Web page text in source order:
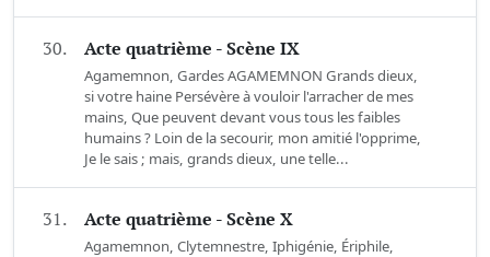
30. Acte quatrième - Scène IX
Agamemnon, Gardes AGAMEMNON Grands dieux,
si votre haine Persévère à vouloir l'arracher de mes
mains, Que peuvent devant vous tous les faibles
humains ? Loin de la secourir, mon amitié l'opprime,
Je le sais ; mais, grands dieux, une telle...
31. Acte quatrième - Scène X
Agamemnon, Clytemnestre, Iphigénie, Ériphile,